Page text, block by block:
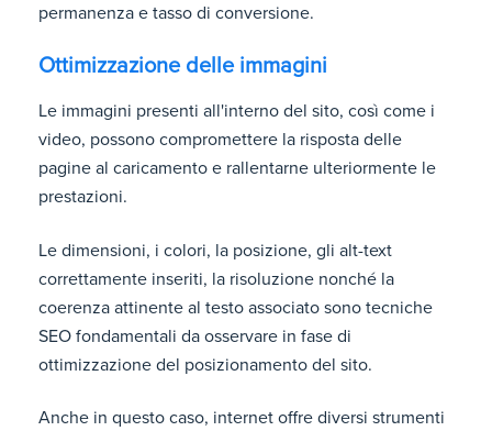
permanenza e tasso di conversione.
Ottimizzazione delle immagini
Le immagini presenti all'interno del sito, così come i
video, possono compromettere la risposta delle
pagine al caricamento e rallentarne ulteriormente le
prestazioni.
Le dimensioni, i colori, la posizione, gli alt-text
correttamente inseriti, la risoluzione nonché la
coerenza attinente al testo associato sono tecniche
SEO fondamentali da osservare in fase di
ottimizzazione del posizionamento del sito.
Anche in questo caso, internet offre diversi strumenti